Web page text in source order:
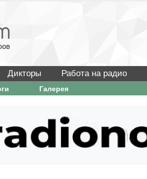
Дикторы Работа на радио
Галерея